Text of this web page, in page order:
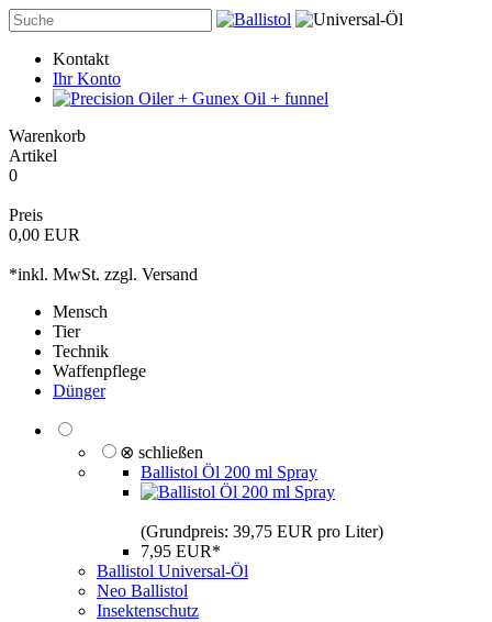
Kontakt
Ihr Konto
Warenkorb
Artikel
0
Preis
0,00 EUR
*inkl. MwSt. zzgl. Versand
Mensch
Tier
Technik
Waffenpflege
Dünger
⊗ schließen
Ballistol Öl 200 ml Spray
(Grundpreis: 39,75 EUR pro Liter)
7,95 EUR*
Ballistol Universal-Öl
Neo Ballistol
Insektenschutz